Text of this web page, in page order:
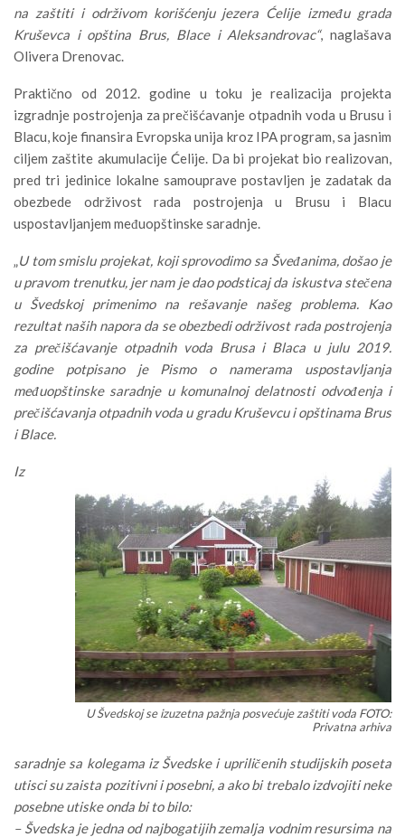
na zaštiti i održivom korišćenju jezera Ćelije između grada
Kruševca i opština Brus, Blace i Aleksandrovac“, naglašava
Olivera Drenovac.
Praktično od 2012. godine u toku je realizacija projekta
izgradnje postrojenja za prečišćavanje otpadnih voda u Brusu i
Blacu, koje finansira Evropska unija kroz IPA program, sa jasnim
ciljem zaštite akumulacije Ćelije. Da bi projekat bio realizovan,
pred tri jedinice lokalne samouprave postavljen je zadatak da
obezbede održivost rada postrojenja u Brusu i Blacu
uspostavljanjem međuopštinske saradnje.
U tom smislu projekat, koji sprovodimo sa Šveđanima, došao je
u pravom trenutku, jer nam je dao podsticaj da iskustva stečena
u Švedskoj primenimo na rešavanje našeg problema. Kao
rezultat naših napora da se obezbedi održivost rada postrojenja
za prečišćavanje otpadnih voda Brusa i Blaca u julu 2019.
godine potpisano je Pismo o namerama uspostavljanja
međuopštinske saradnje u komunalnoj delatnosti odvođenja i
prečišćavanja otpadnih voda u gradu Kruševcu i opštinama Brus
i Blace.
U Švedskoj se izuzetna pažnja posvećuje zaštiti voda FOTO:
Privatna arhiva
Iz
saradnje sa kolegama iz Švedske i upriličenih studijskih poseta
utisci su zaista pozitivni i posebni, a ako bi trebalo izdvojiti neke
posebne utiske onda bi to bilo:
– Švedska je jedna od najbogatijih zemalja vodnim resursima na